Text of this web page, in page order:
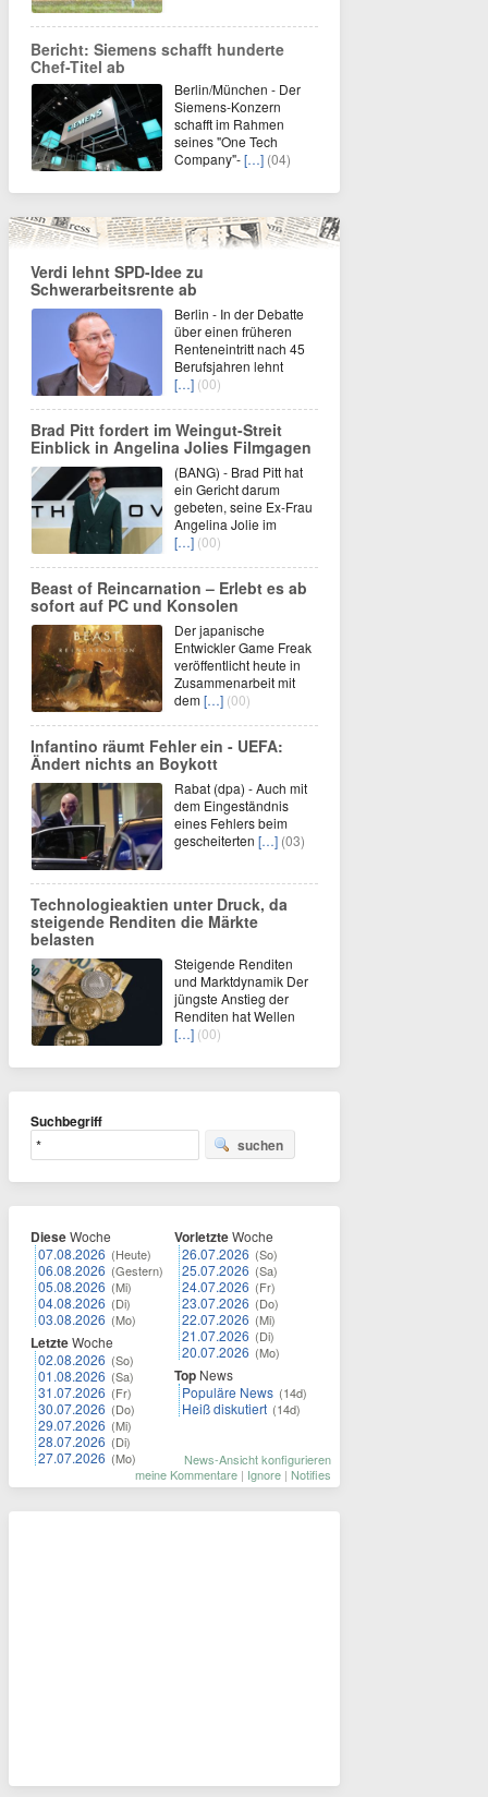
Bericht: Siemens schafft hunderte
Chef-Titel ab
Berlin/München - Der
Siemens-Konzern
schafft im Rahmen
seines "One Tech
Company"-[…] (04)
Verdi lehnt SPD-Idee zu
Schwerarbeitsrente ab
Berlin - In der Debatte
über einen früheren
Renteneintritt nach 45
Berufsjahren lehnt
[…] (00)
Brad Pitt fordert im Weingut-Streit
Einblick in Angelina Jolies Filmgagen
(BANG) - Brad Pitt hat
ein Gericht darum
gebeten, seine Ex-Frau
Angelina Jolie im
[…] (00)
Beast of Reincarnation – Erlebt es ab
sofort auf PC und Konsolen
Der japanische
Entwickler Game Freak
veröffentlicht heute in
Zusammenarbeit mit
dem[…] (00)
Infantino räumt Fehler ein - UEFA:
Ändert nichts an Boykott
Rabat (dpa) - Auch mit
dem Eingeständnis
eines Fehlers beim
gescheiterten […] (03)
Technologieaktien unter Druck, da
steigende Renditen die Märkte
belasten
Steigende Renditen
und Marktdynamik Der
jüngste Anstieg der
Renditen hat Wellen
[…] (00)
Suchbegriff
suchen
DieseWoche
07.08.2026 (Heute)
06.08.2026 (Gestern)
05.08.2026 (Mi)
04.08.2026 (Di)
03.08.2026 (Mo)
LetzteWoche
02.08.2026 (So)
01.08.2026 (Sa)
31.07.2026 (Fr)
30.07.2026 (Do)
29.07.2026 (Mi)
28.07.2026 (Di)
27.07.2026 (Mo)
VorletzteWoche
26.07.2026 (So)
25.07.2026 (Sa)
24.07.2026 (Fr)
23.07.2026 (Do)
22.07.2026 (Mi)
21.07.2026 (Di)
20.07.2026 (Mo)
Top News
Populäre News (14d)
Heiß diskutiert (14d)
News-Ansicht konfigurieren
meine Kommentare | Ignore | Notifies